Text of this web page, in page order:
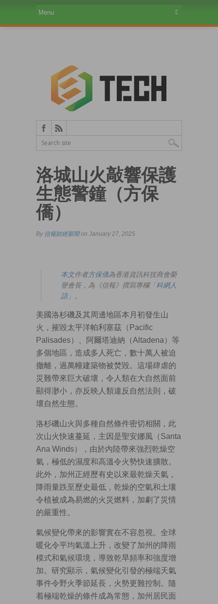
洛城山火敲響保護
生態警鐘（方保
僑）
By 信報財經新聞on January 27, 2025
本文作者方保僑為香港資訊科技商會榮
譽會長，為《信報》撰寫專欄「科網人
語」
。
美國洛杉磯及其周邊地區本月初發生山
火，摧毀太平洋帕利塞茲（Pacific
Palisades）、阿爾塔迪納（Altadena）等
多個地區，造成多人死亡，數十萬人被迫
撤離，過萬幢建築物被焚毀。這場肆虐的
災難帶來巨大破壞，令人類在大自然面前
顯得渺小，亦反映人類違反自然法則，破
壞自然生態。
洛杉磯山火與多種自然條件密切相關，此
次山火快速蔓延，主因是聖安娜風（Santa
Ana Winds），由於內陸帶來強烈乾燥空
氣，極低的濕度和高溫令火勢快速擴散。
此外，加州正經歷有史以來最乾燥天氣，
降雨量跌至歷史最低，乾燥的空氣和土壤
令植被成為易燃的火災燃料，加劇了災情
的嚴重性。
氣候變化帶來的影響實在不容忽視。全球
暖化令平均氣溫上升，改變了加州的降雨
模式和氣候環境，導致乾旱頻率和強度增
加。研究顯示，氣候變化引發的極端天氣
事件令野火季節延長，火勢更難控制。隨
着極端乾燥的條件成為常態，加州居民面